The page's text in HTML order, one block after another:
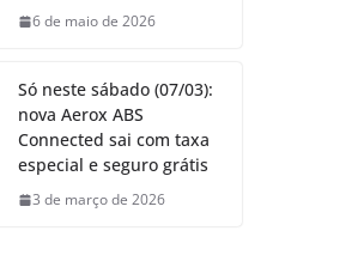
6 de maio de 2026
Só neste sábado (07/03):
nova Aerox ABS
Connected sai com taxa
especial e seguro grátis
3 de março de 2026